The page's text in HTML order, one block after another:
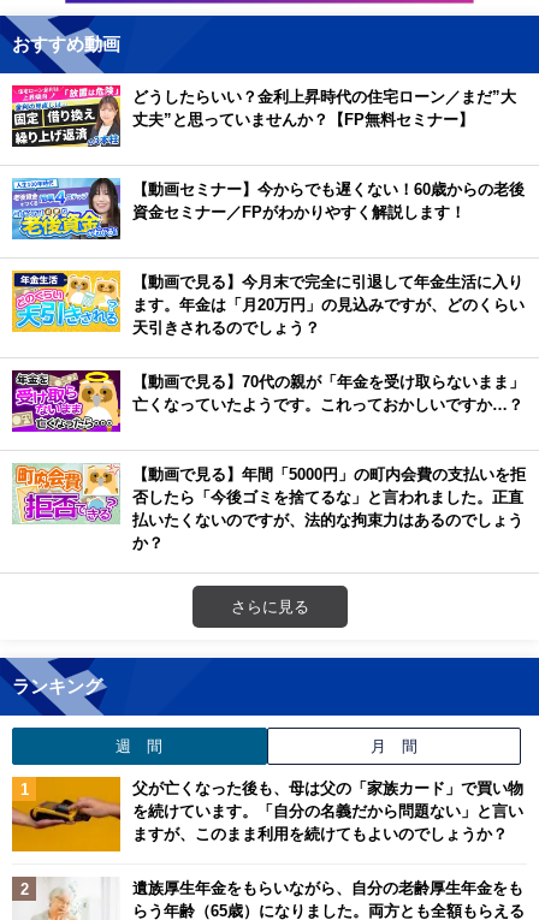
おすすめ動画
どうしたらいい？金利上昇時代の住宅ローン／まだ”大
丈夫”と思っていませんか？【FP無料セミナー】
【動画セミナー】今からでも遅くない！60歳からの老後
資金セミナー／FPがわかりやすく解説します！
【動画で見る】今月末で完全に引退して年金生活に入り
ます。年金は「月20万円」の見込みですが、どのくらい
天引きされるのでしょう？
【動画で見る】70代の親が「年金を受け取らないまま」
亡くなっていたようです。これっておかしいですか…？
【動画で見る】年間「5000円」の町内会費の支払いを拒
否したら「今後ゴミを捨てるな」と言われました。正直
払いたくないのですが、法的な拘束力はあるのでしょう
か？
さらに見る
ランキング
週 間 月 間
父が亡くなった後も、母は父の「家族カード」で買い物
を続けています。「自分の名義だから問題ない」と言い
ますが、このまま利用を続けてもよいのでしょうか？
遺族厚生年金をもらいながら、自分の老齢厚生年金をも
らう年齢（65歳）になりました。両方とも全額もらえる